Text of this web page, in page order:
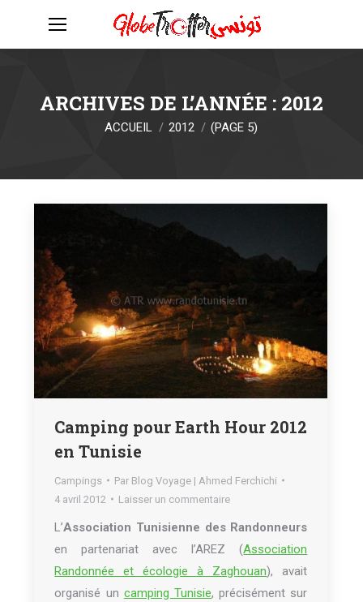
ARCHIVES DE L’ANNÉE : 2012
Vous êtes ici :ACCUEIL 2012 (PAGE 5)
Camping pour Earth Hour 2012
en Tunisie
Campings Par Blog Voyage | Ahmed Ferchichi
4 avril 2012
Laisser un commentaire
L’Association Tunisienne des Randonneurs
en partenariat avec l’AREZ (Association
Randonnée et écologie à Zaghouan), avait
organisé un camping Tunisie, précisément sur